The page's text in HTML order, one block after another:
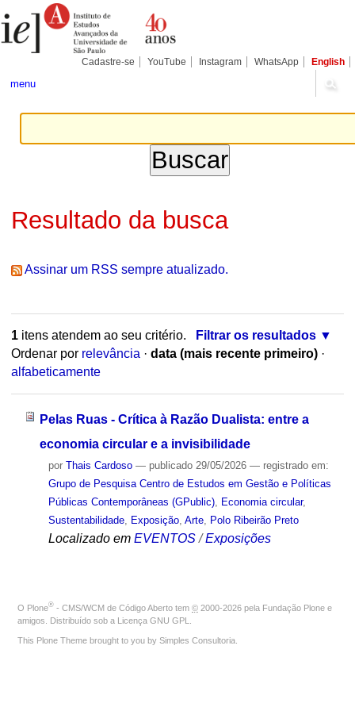
para
conteúdo.
Pessoais
Cadastre-se YouTube Instagram WhatsApp English
menu
Resultado da busca
Assinar um RSS sempre atualizado.
1itens atendem ao seu critério.
Filtrar os resultados
Ordenar por relevância · data (mais recente primeiro) ·
alfabeticamente
Pelas Ruas - Crítica à Razão Dualista: entre a
economia circular e a invisibilidade
por Thais Cardoso — publicado29/05/2026 — registrado em:
Grupo de Pesquisa Centro de Estudos em Gestão e Políticas
Públicas Contemporâneas (GPublic), Economia circular,
Sustentabilidade, Exposição, Arte, Polo Ribeirão Preto
Localizado em EVENTOS /Exposições
O Plone® - CMS/WCM de Código Aberto tem © 2000-2026 pela Fundação Plone e
amigos. Distribuído sob a Licença GNU GPL
This Plone Theme brought to you by Simples Consultoria